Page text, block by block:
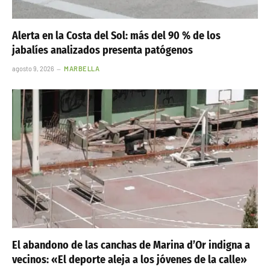
Alerta en la Costa del Sol: más del 90 % de los
jabalíes analizados presenta patógenos
agosto 9, 2026 MARBELLA
El abandono de las canchas de Marina d’Or indigna a
vecinos: «El deporte aleja a los jóvenes de la calle»